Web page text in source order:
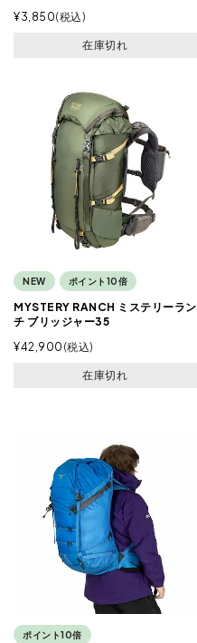
¥3,850 税込
在庫切れ
NEW ポイント10倍
MYSTERY RANCH ミステリーラン
チ ブリッジャー35
¥42,900 税込
在庫切れ
ポイント10倍